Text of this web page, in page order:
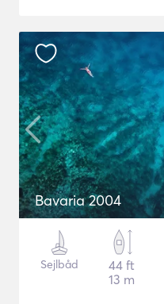
Bavaria 2004
Sejlbåd
44 ft
13 m